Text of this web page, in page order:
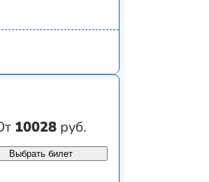
10028 руб.
Выбрать билет